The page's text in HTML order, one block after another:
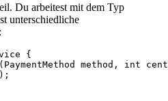
Du arbeitest mit dem Typ
unterschiedliche
{
method, int